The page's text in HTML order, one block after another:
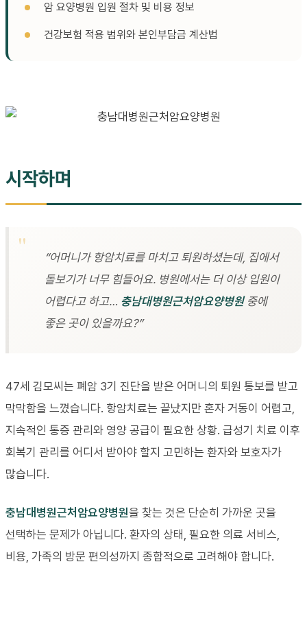
암 요양병원 입원 절차 및 비용 정보
건강보험 적용 범위와 본인부담금 계산법
시작하며
“어머니가 항암치료를 마치고 퇴원하셨는데, 집에서
돌보기가 너무 힘들어요. 병원에서는 더 이상 입원이
어렵다고 하고… 충남대병원근처암요양병원중에
좋은 곳이 있을까요?”
47세 김모씨는 폐암 3기 진단을 받은 어머니의 퇴원 통보를 받고
막막함을 느꼈습니다. 항암치료는 끝났지만 혼자 거동이 어렵고,
지속적인 통증 관리와 영양 공급이 필요한 상황. 급성기 치료 이후
회복기 관리를 어디서 받아야 할지 고민하는 환자와 보호자가
많습니다.
충남대병원근처암요양병원을 찾는 것은 단순히 가까운 곳을
선택하는 문제가 아닙니다. 환자의 상태, 필요한 의료 서비스,
비용, 가족의 방문 편의성까지 종합적으로 고려해야 합니다.